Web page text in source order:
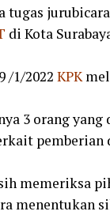
tugas jurubicara
di Kota
/1/2022 KPK
3 orang yang
pemberian
memeriksa
menentukan